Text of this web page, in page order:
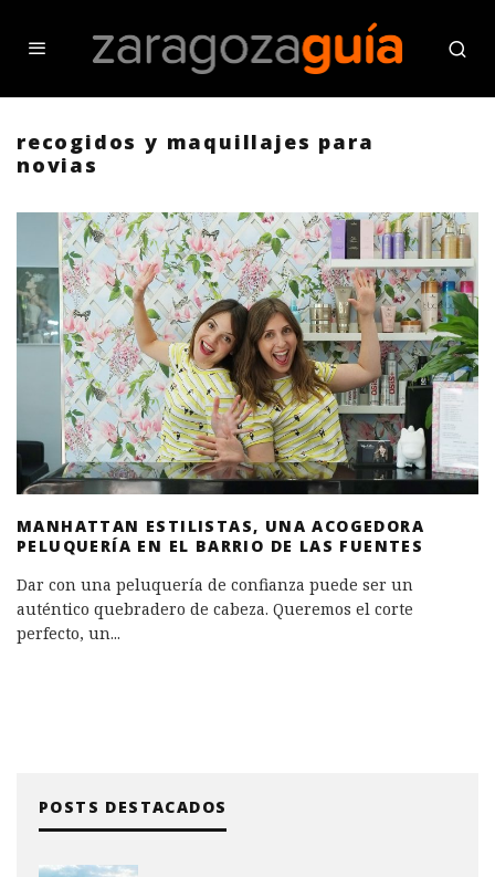
recogidos y maquillajes para
novias
MANHATTAN ESTILISTAS, UNA ACOGEDORA
PELUQUERÍA EN EL BARRIO DE LAS FUENTES
Dar con una peluquería de confianza puede ser un
auténtico quebradero de cabeza. Queremos el corte
perfecto, un...
POSTS DESTACADOS